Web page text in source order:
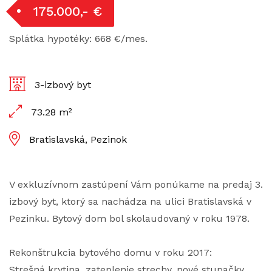
175.000,- €
Splátka hypotéky: 668 €/mes.
3-izbový byt
73.28 m²
Bratislavská, Pezinok
V exkluzívnom zastúpení Vám ponúkame na predaj 3.
izbový byt, ktorý sa nachádza na ulici Bratislavská v
Pezinku. Bytový dom bol skolaudovaný v roku 1978.
Rekonštrukcia bytového domu v roku 2017: